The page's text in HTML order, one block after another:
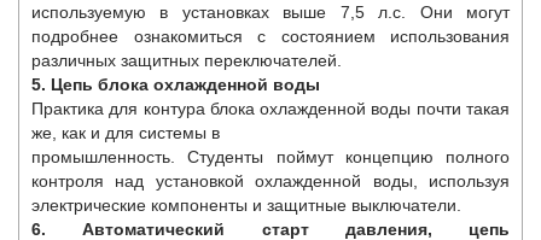
используемую в установках выше 7,5 л.с. Oни могут
подробнее ознакомиться с состоянием использования
различных защитных переключателей.
5. Цепь блока охлажденной воды
Практика для контура блока охлажденной воды почти такая
же, как и для системы в
промышленность. Студенты поймут концепцию полного
контроля над установкой охлажденной воды, используя
электрические компоненты и защитные выключатели.
6. Автоматический старт давления, цепь